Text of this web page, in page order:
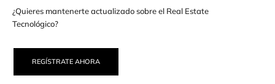
¿Quieres mantenerte actualizado sobre el Real Estate
Tecnológico?
REGÍSTRATE AHORA